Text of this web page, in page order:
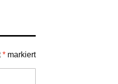
* markiert